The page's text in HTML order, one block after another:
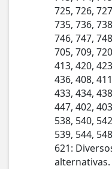
725, 726,
735, 736,
746, 747,
705, 709,
413, 420,
436, 408,
433, 434,
447, 402,
538, 540,
539, 544,
621:
alternativas.